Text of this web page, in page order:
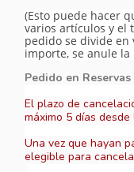
(Esto puede hacer
varios artículos y el
pedido se divide en
importe, se anule
Pedido en
El plazo de
máximo 5 días
Una vez que hayan
elegible para